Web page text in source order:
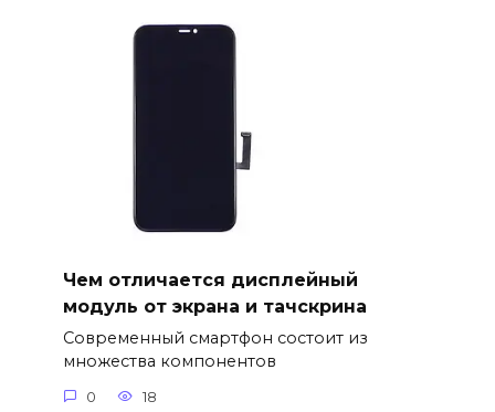
Чем отличается дисплейный
модуль от экрана и тачскрина
Современный смартфон состоит из
множества компонентов
0 18